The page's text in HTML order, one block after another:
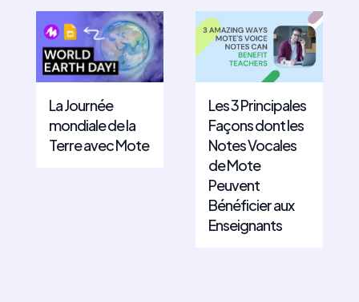
La Journée
mondiale de la
Terre avec Mote
Les 3 Principales
Façons dont les
Notes Vocales
de Mote
Peuvent
Bénéficier aux
Enseignants